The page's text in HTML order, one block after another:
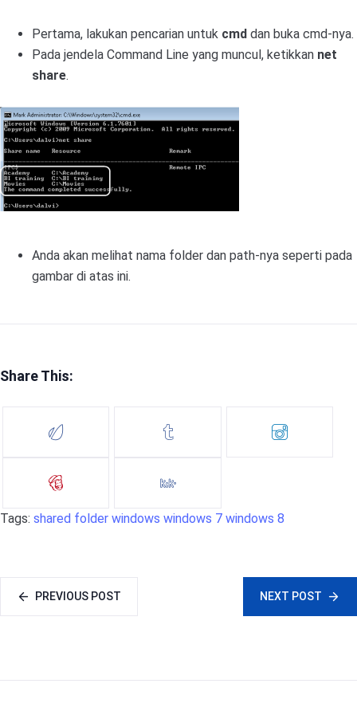
Pertama, lakukan pencarian untuk cmd dan buka cmd-nya.
Pada jendela Command Line yang muncul, ketikkan net
share.
Anda akan melihat nama folder dan path-nya seperti pada
gambar di atas ini.
Share This:
Tags: shared folder windows windows 7 windows 8
PREVIOUS POST NEXT POST